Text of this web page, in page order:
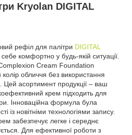
Kryolan DIGITAL
рефіл для палітри DIGITAL
себе комфортно у будь-якій ситуації.
Cream Foundation
обличчя без використання
Цей асортимент продукції – ваш
крем підходить для
Інноваційна формула була
із новітніми технологіями запису.
забезпечує легке і середнє
Для ефективної роботи з